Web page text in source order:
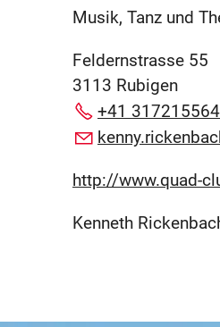
Musik, Tanz und
Feldernstrasse 55
3113 Rubigen
+41 317215564
http://www.quad-
Kenneth